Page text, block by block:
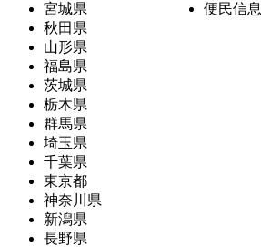
宮城県
秋田県
山形県
福島県
茨城県
栃木県
群馬県
埼玉県
千葉県
東京都
神奈川県
新潟県
長野県
便民信息